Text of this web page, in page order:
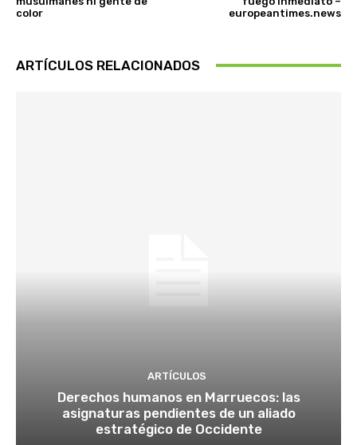
color
europeantimes.news
ARTÍCULOS RELACIONADOS
ARTÍCULOS
Derechos humanos en Marruecos: las
asignaturas pendientes de un aliado
estratégico de Occidente